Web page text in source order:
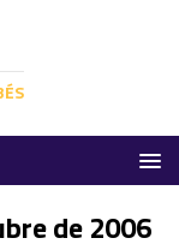
de 2006